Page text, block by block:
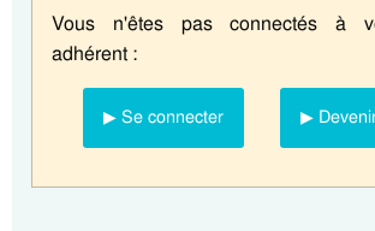
Vous n'êtes pas connectés à
adhérent :
▶ Se connecter ▶